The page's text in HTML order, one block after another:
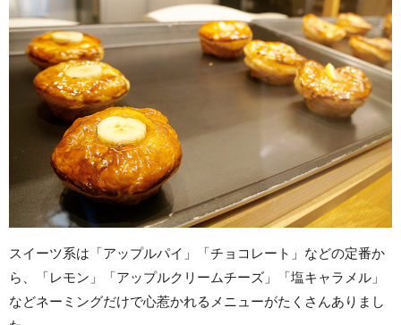
スイーツ系は「アップルパイ」「チョコレート」などの定番か
ら、「レモン」「アップルクリームチーズ」「塩キャラメル」
などネーミングだけで心惹かれるメニューがたくさんありまし